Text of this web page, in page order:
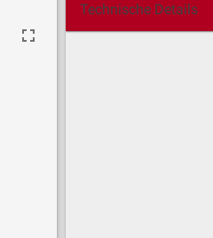
Technische Details